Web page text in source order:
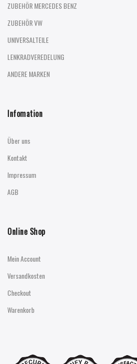
ZUBEHÖR MERCEDES BENZ
ZUBEHÖR VW
UNIVERSALTEILE
LENKRADVEREDELUNG
ANDERE MARKEN
Infomation
Über uns
Kontakt
Impressum
AGB
Online Shop
Mein Account
Versandkosten
Checkout
Warenkorb